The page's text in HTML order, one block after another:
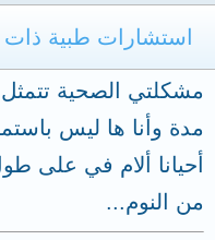
استشارات طبية
مشكلتي الصحية
مدة وأنا ها ليس
أحيانا ألام في على
من النوم...